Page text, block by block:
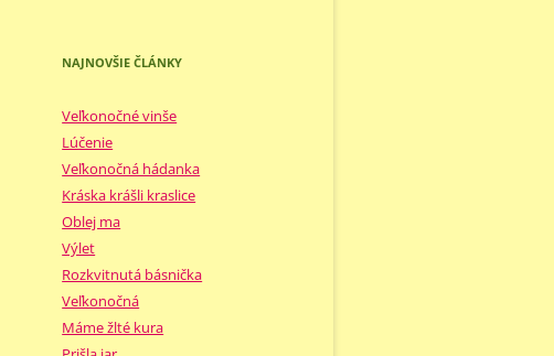
NAJNOVŠIE ČLÁNKY
Veľkonočné vinše
Lúčenie
Veľkonočná hádanka
Kráska krášli kraslice
Oblej ma
Výlet
Rozkvitnutá básnička
Veľkonočná
Máme žlté kura